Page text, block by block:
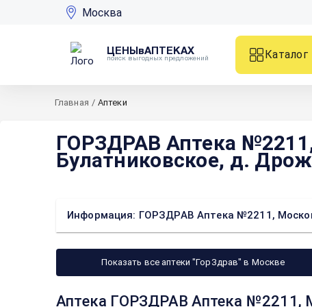
Москва
ЦЕНЫвАПТЕКАХ
поиск выгодных предложений
Каталог
Главная / Аптеки
ГОРЗДРАВ Аптека
Булатниковское, д.
Информация: ГОРЗДРАВ Аптека №2211,
Показать все аптеки "ГорЗдрав" в Москве
Аптека ГОРЗДРАВ Аптека №2211,